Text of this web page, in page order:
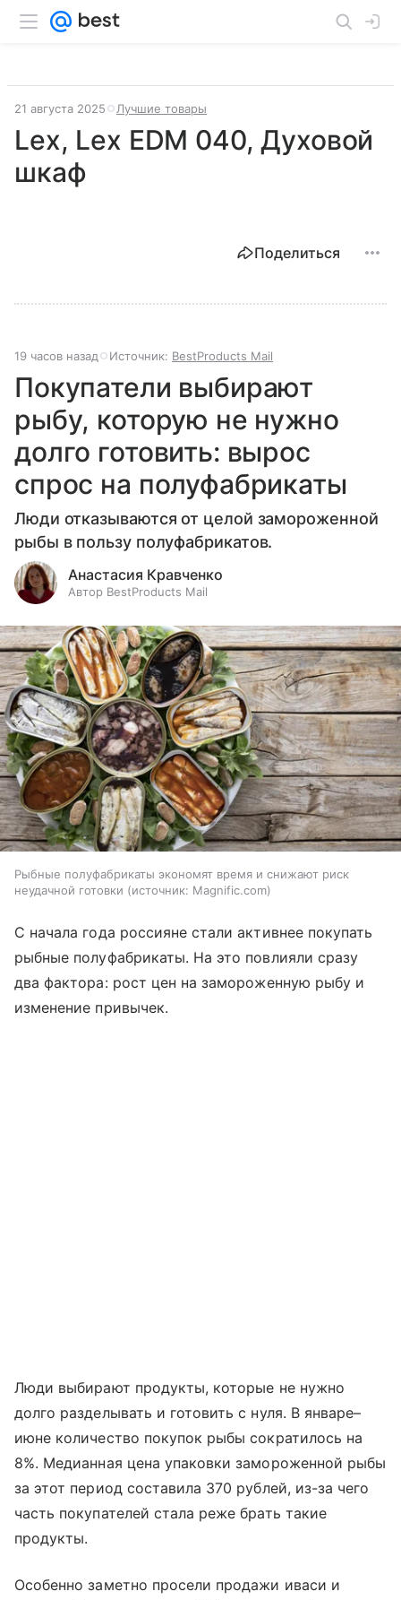
21 августа 2025 Лучшие товары
Lex, Lex EDM 040, Духовой
шкаф
Поделиться
19 часов назад Источник: BestProducts Mail
Покупатели выбирают
рыбу, которую не нужно
долго готовить: вырос
спрос на полуфабрикаты
Люди отказываются от целой замороженной
рыбы в пользу полуфабрикатов.
Анастасия Кравченко
Автор BestProducts Mail
Рыбные полуфабрикаты экономят время и снижают риск
неудачной готовки
источник: Magnific.com
С начала года россияне стали активнее покупать
рыбные полуфабрикаты. На это повлияли сразу
два фактора: рост цен на замороженную рыбу и
изменение привычек.
Люди выбирают продукты, которые не нужно
долго разделывать и готовить с нуля. В январе–
июне количество покупок рыбы сократилось на
8%. Медианная цена упаковки замороженной рыбы
за этот период составила 370 рублей, из-за чего
часть покупателей стала реже брать такие
продукты.
Особенно заметно просели продажи иваси и